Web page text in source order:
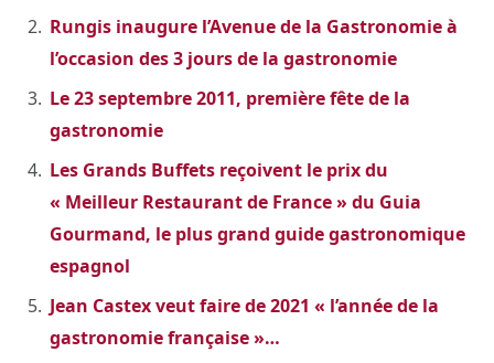
Rungis inaugure l’Avenue de la Gastronomie à
l’occasion des 3 jours de la gastronomie
Le 23 septembre 2011, première fête de la
gastronomie
Les Grands Buffets reçoivent le prix du
« Meilleur Restaurant de France » du Guia
Gourmand, le plus grand guide gastronomique
espagnol
Jean Castex veut faire de 2021 « l’année de la
gastronomie française »…